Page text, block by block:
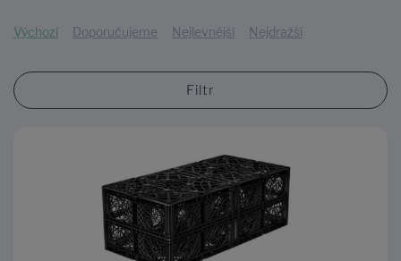
Výchozí Doporučujeme Nejlevnější Nejdražší
Filtr